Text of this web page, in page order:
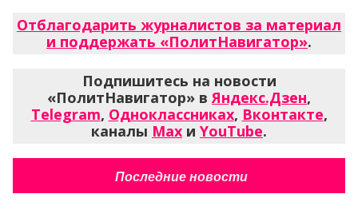
Отблагодарить журналистов за материал
и поддержать «ПолитНавигатор».
Подпишитесь на новости
«ПолитНавигатор» в Яндекс.Дзен,
Telegram, Одноклассниках, Вконтакте,
каналы Max и YouTube.
Последние новости